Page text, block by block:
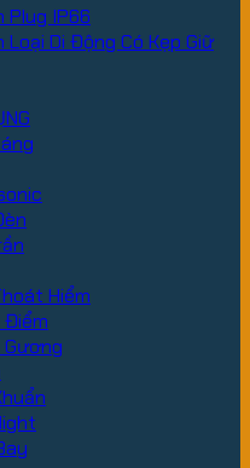
Plug IP66
Loại Di Động Có Kẹp Giữ
Hiểm
Điểm